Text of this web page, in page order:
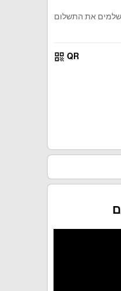
את התשלום
QR
qr_code